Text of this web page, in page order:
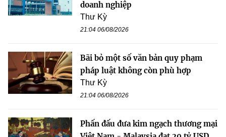
doanh nghiệp
Thư Kỳ
21:04 06/08/2026
Bãi bỏ một số văn bản quy phạm
pháp luật không còn phù hợp
Thư Kỳ
21:04 06/08/2026
Phấn đấu đưa kim ngạch thương mại